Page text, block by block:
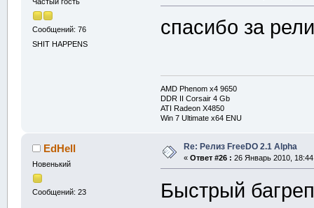
Сообщений: 76
SHIT HAPPENS
спасибо за
AMD Phenom x4 9650
DDR II Corsair 4 Gb
ATI Radeon X4850
Win 7 Ultimate x64 ENU
EdHell
Новенький
Сообщений: 23
Re: Релиз FreeDO 2.1 Alpha
« Ответ #26 : 26 Январь 2010,
Быстрый